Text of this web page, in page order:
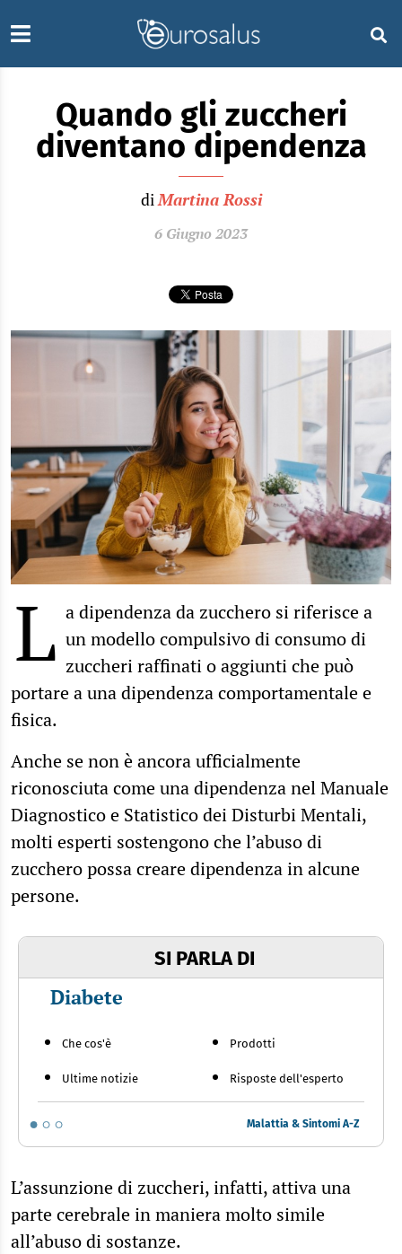
Quando gli zuccheri
diventano dipendenza
diMartina Rossi
6 Giugno 2023
L a dipendenza da zucchero si riferisce a
un modello compulsivo di consumo di
zuccheri raffinati o aggiunti che può
portare a una dipendenza comportamentale e
fisica.
Anche se non è ancora ufficialmente
riconosciuta come una dipendenza nel Manuale
Diagnostico e Statistico dei Disturbi Mentali,
molti esperti sostengono che l’abuso di
zucchero possa creare dipendenza in alcune
persone.
SI PARLA DI
Diabete
Che cos'è
Ultime notizie
Prodotti
Risposte dell'esperto
Malattia & Sintomi A-Z
L’assunzione di zuccheri, infatti, attiva una
parte cerebrale in maniera molto simile
all’abuso di sostanze.